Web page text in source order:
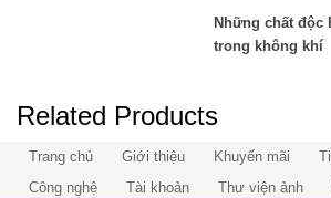
Những chất độc
trong không khí
Related Products
Trang chủ Giới thiệu Khuyến mãi
Công nghệ
Tài khoản Thư viện ảnh